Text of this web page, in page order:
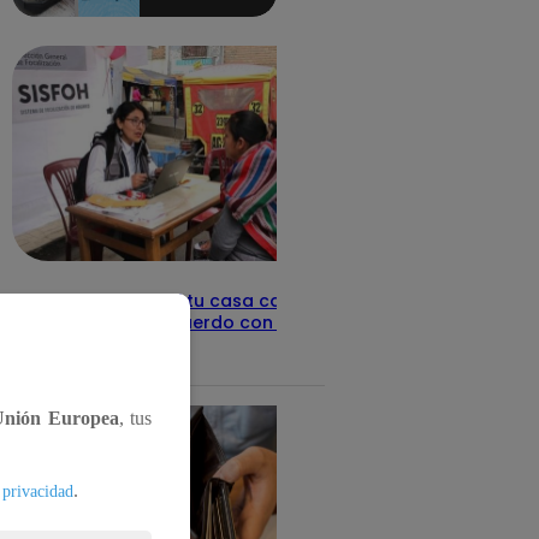
detalles
Revisa con tu DNI si tu casa califica
como pobre, de acuerdo con el Sisfoh
Europea, tus
.